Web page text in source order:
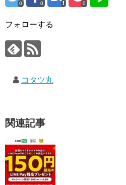
0 0 0
フォローする
コタツ丸
関連記事